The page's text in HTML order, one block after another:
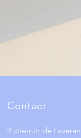
Contact
9 chemin de Laveran